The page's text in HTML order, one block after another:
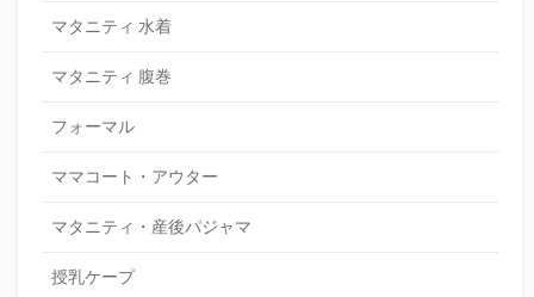
マタニティ 水着
マタニティ 腹巻
フォーマル
ママコート・アウター
マタニティ・産後パジャマ
授乳ケープ